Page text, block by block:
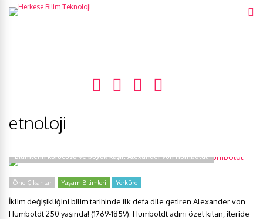
etnoloji
Bilimlerin kurucusu ve büyük kâşif: Alexander von Humboldt
Öne Çıkanlar Yaşam Bilimleri Yerküre
İklim değişikliğini bilim tarihinde ilk defa dile getiren Alexander von
Humboldt 250 yaşında! (1769-1859). Humboldt adını özel kılan, ileride